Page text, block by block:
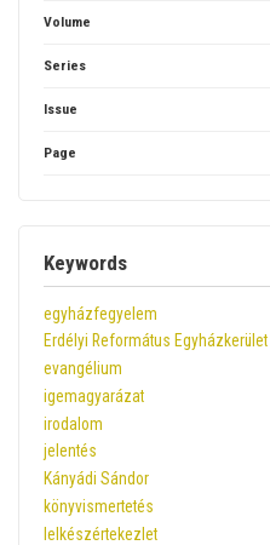
Volume
Series
Issue
Page
Keywords
egyházfegyelem
Erdélyi Református Egyházkerület
evangélium
igemagyarázat
irodalom
jelentés
Kányádi Sándor
könyvismertetés
lelkészértekezlet